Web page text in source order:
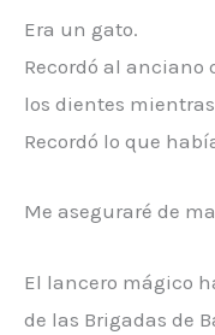
Era un gato.
Recordó al
los dientes
Recordó lo que
Me aseguraré de
El lancero mágico
de las Brigadas de